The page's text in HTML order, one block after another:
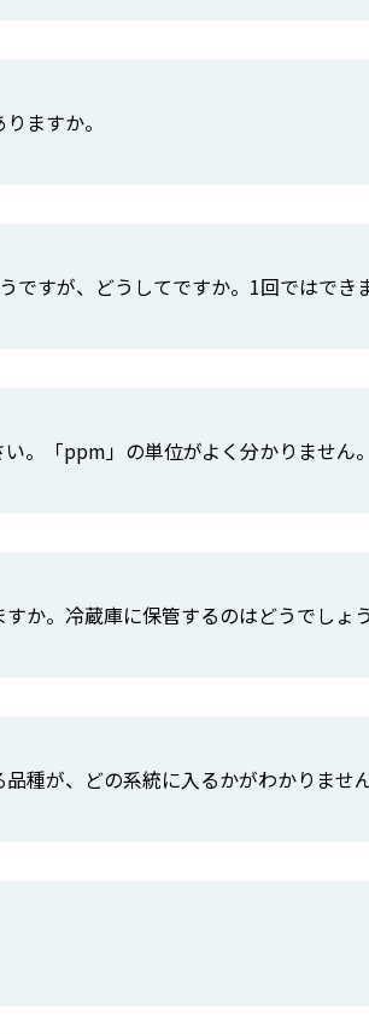
ますか。
すが、どうしてですか。1回ではでき
。「ppm」の単位がよく分かりません。
か。冷蔵庫に保管するのはどうでしょう
種が、どの系統に入るかがわかりません